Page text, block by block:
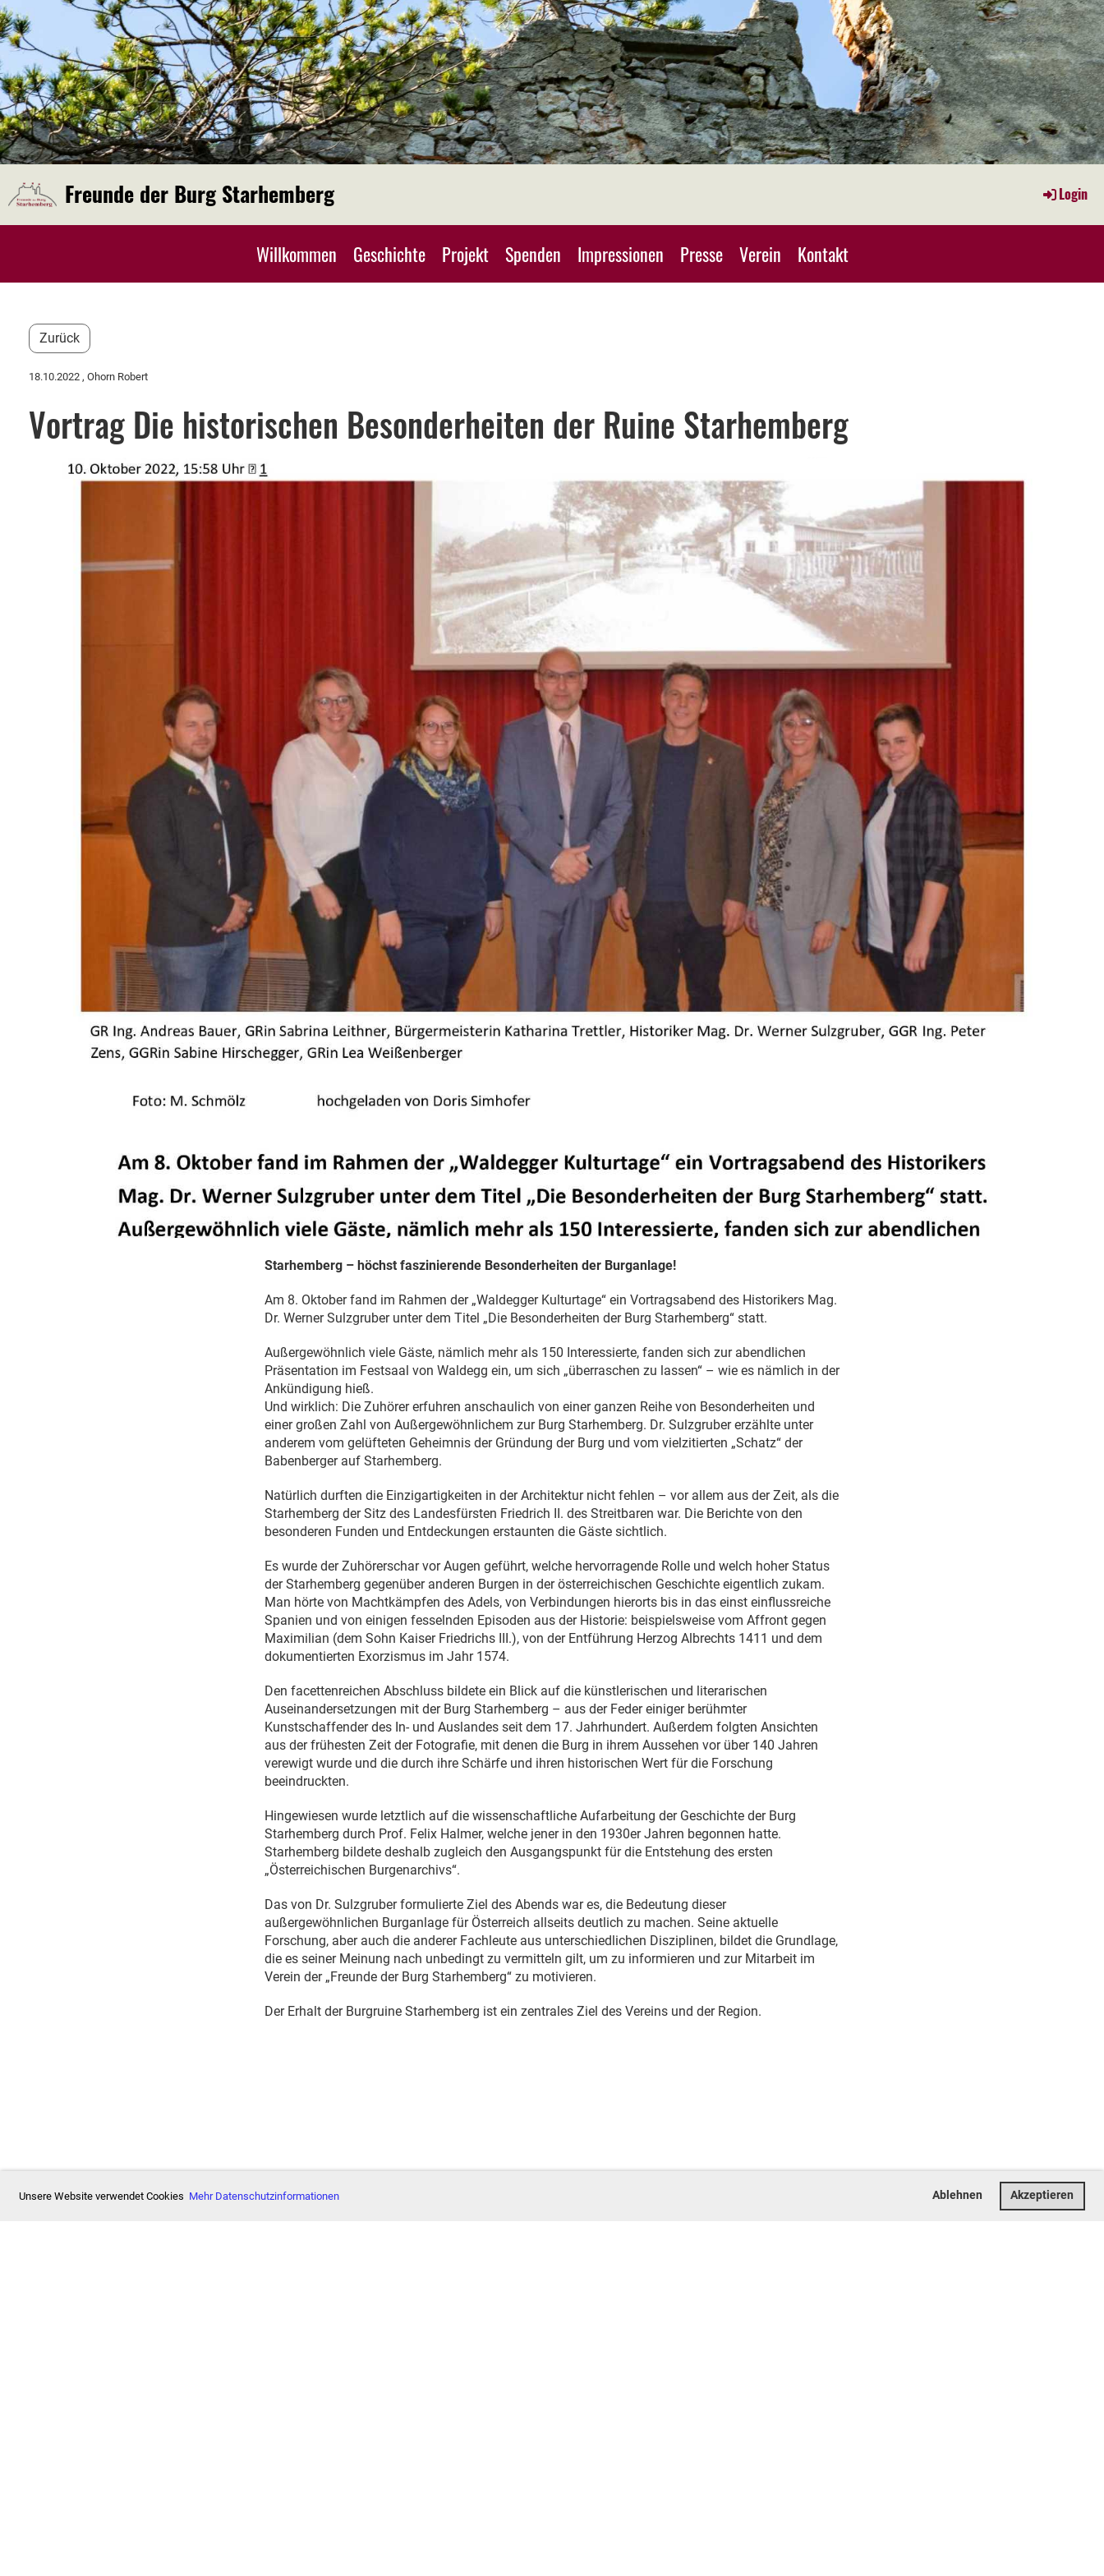
Unsere Website verwendet Cookies Mehr Datenschutzinformationen Ablehnen Akzeptieren
Freunde der Burg Starhemberg Login
Willkommen Geschichte Projekt Spenden Impressionen Presse Verein Kontakt
Zurück
18.10.2022 , Ohorn Robert
Vortrag Die historischen Besonderheiten der Ruine Starhemberg
Starhemberg – höchst faszinierende Besonderheiten der Burganlage!
Am 8. Oktober fand im Rahmen der „Waldegger Kulturtage“ ein Vortragsabend des Historikers Mag.
Dr. Werner Sulzgruber unter dem Titel „Die Besonderheiten der Burg Starhemberg“ statt.
Außergewöhnlich viele Gäste, nämlich mehr als 150 Interessierte, fanden sich zur abendlichen
Präsentation im Festsaal von Waldegg ein, um sich „überraschen zu lassen“ – wie es nämlich in der
Ankündigung hieß.
Und wirklich: Die Zuhörer erfuhren anschaulich von einer ganzen Reihe von Besonderheiten und
einer großen Zahl von Außergewöhnlichem zur Burg Starhemberg. Dr. Sulzgruber erzählte unter
anderem vom gelüfteten Geheimnis der Gründung der Burg und vom vielzitierten „Schatz“ der
Babenberger auf Starhemberg.
Natürlich durften die Einzigartigkeiten in der Architektur nicht fehlen – vor allem aus der Zeit, als die
Starhemberg der Sitz des Landesfürsten Friedrich II. des Streitbaren war. Die Berichte von den
besonderen Funden und Entdeckungen erstaunten die Gäste sichtlich.
Es wurde der Zuhörerschar vor Augen geführt, welche hervorragende Rolle und welch hoher Status
der Starhemberg gegenüber anderen Burgen in der österreichischen Geschichte eigentlich zukam.
Man hörte von Machtkämpfen des Adels, von Verbindungen hierorts bis in das einst einflussreiche
Spanien und von einigen fesselnden Episoden aus der Historie: beispielsweise vom Affront gegen
Maximilian (dem Sohn Kaiser Friedrichs III.), von der Entführung Herzog Albrechts 1411 und dem
dokumentierten Exorzismus im Jahr 1574.
Den facettenreichen Abschluss bildete ein Blick auf die künstlerischen und literarischen
Auseinandersetzungen mit der Burg Starhemberg – aus der Feder einiger berühmter
Kunstschaffender des In- und Auslandes seit dem 17. Jahrhundert. Außerdem folgten Ansichten
aus der frühesten Zeit der Fotografie, mit denen die Burg in ihrem Aussehen vor über 140 Jahren
verewigt wurde und die durch ihre Schärfe und ihren historischen Wert für die Forschung
beeindruckten.
Hingewiesen wurde letztlich auf die wissenschaftliche Aufarbeitung der Geschichte der Burg
Starhemberg durch Prof. Felix Halmer, welche jener in den 1930er Jahren begonnen hatte.
Starhemberg bildete deshalb zugleich den Ausgangspunkt für die Entstehung des ersten
„Österreichischen Burgenarchivs“.
Das von Dr. Sulzgruber formulierte Ziel des Abends war es, die Bedeutung dieser
außergewöhnlichen Burganlage für Österreich allseits deutlich zu machen. Seine aktuelle
Forschung, aber auch die anderer Fachleute aus unterschiedlichen Disziplinen, bildet die Grundlage,
die es seiner Meinung nach unbedingt zu vermitteln gilt, um zu informieren und zur Mitarbeit im
Verein der „Freunde der Burg Starhemberg“ zu motivieren.
Der Erhalt der Burgruine Starhemberg ist ein zentrales Ziel des Vereins und der Region.